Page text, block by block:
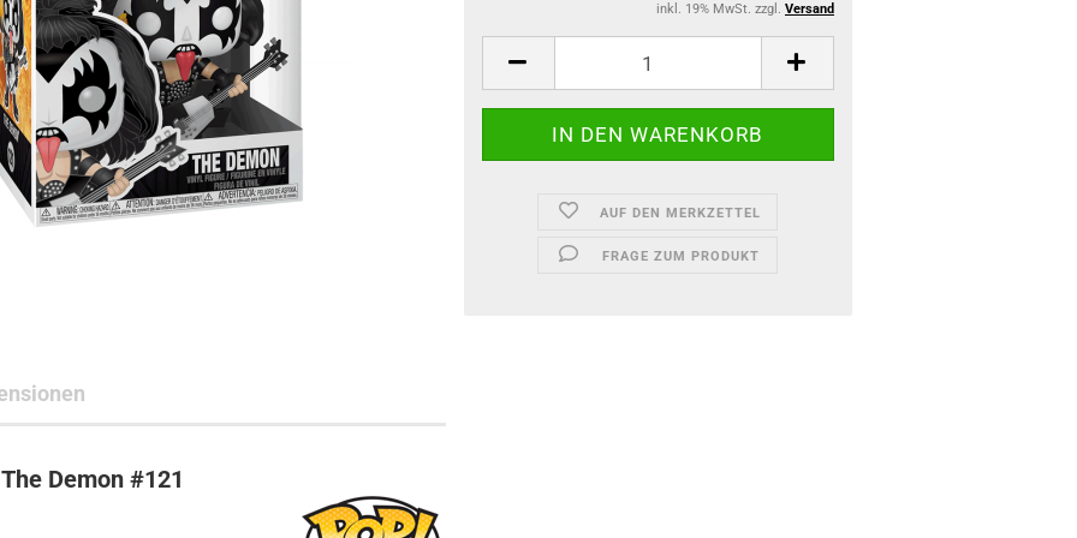
Toys
Subjects
Hersteller
inkl. 19% MwSt. zzgl. Versand
AUF DEN MERKZETTEL
FRAGE ZUM PRODUKT
Demon #121